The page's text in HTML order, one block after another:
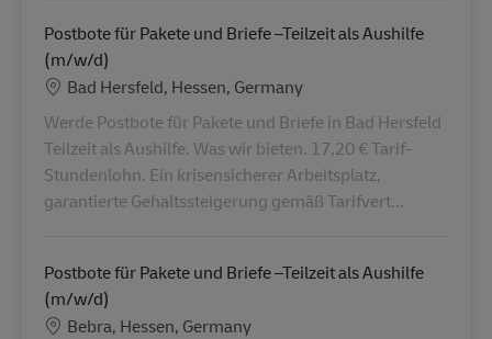
Postbote für Pakete und Briefe –Teilzeit als Aushilfe
(m/w/d)
Ubicación
Bad Hersfeld, Hessen, Germany
Werde Postbote für Pakete und Briefe in Bad Hersfeld
Teilzeit als Aushilfe. Was wir bieten. 17,20 € Tarif-
Stundenlohn. Ein krisensicherer Arbeitsplatz,
garantierte Gehaltssteigerung gemäß Tarifvert...
Postbote für Pakete und Briefe –Teilzeit als Aushilfe
(m/w/d)
Ubicación
Bebra, Hessen, Germany